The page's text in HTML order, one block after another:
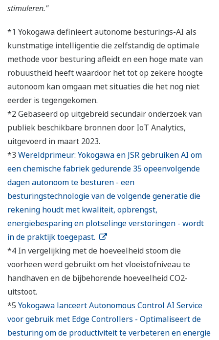
stimuleren."
*1 Yokogawa definieert autonome besturings-AI als
kunstmatige intelligentie die zelfstandig de optimale
methode voor besturing afleidt en een hoge mate van
robuustheid heeft waardoor het tot op zekere hoogte
autonoom kan omgaan met situaties die het nog niet
eerder is tegengekomen.
*2 Gebaseerd op uitgebreid secundair onderzoek van
publiek beschikbare bronnen door IoT Analytics,
uitgevoerd in maart 2023.
*3 Wereldprimeur: Yokogawa en JSR gebruiken AI om
een chemische fabriek gedurende 35 opeenvolgende
dagen autonoom te besturen - een
besturingstechnologie van de volgende generatie die
rekening houdt met kwaliteit, opbrengst,
energiebesparing en plotselinge verstoringen - wordt
in de praktijk toegepast.
*4 In vergelijking met de hoeveelheid stoom die
voorheen werd gebruikt om het vloeistofniveau te
handhaven en de bijbehorende hoeveelheid CO2-
uitstoot.
*5 Yokogawa lanceert Autonomous Control AI Service
voor gebruik met Edge Controllers - Optimaliseert de
besturing om de productiviteit te verbeteren en energie